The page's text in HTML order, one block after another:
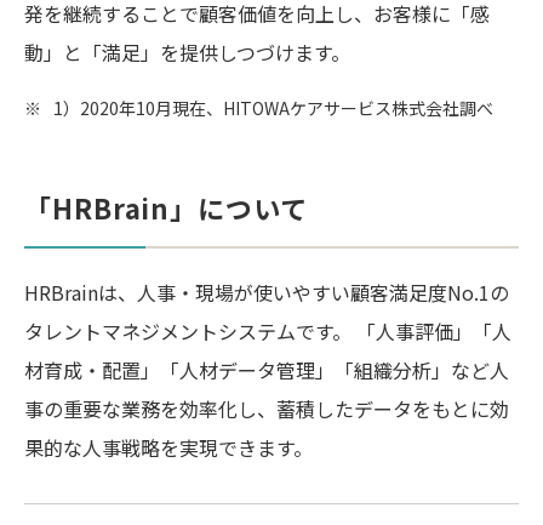
発を継続することで顧客価値を向上し、お客様に「感
動」と「満足」を提供しつづけます。
※ 1）2020年10月現在、HITOWAケアサービス株式会社調べ
「HRBrain」について
HRBrainは、人事・現場が使いやすい顧客満足度No.1の
タレントマネジメントシステムです。 「人事評価」「人
材育成・配置」「人材データ管理」「組織分析」など人
事の重要な業務を効率化し、蓄積したデータをもとに効
果的な人事戦略を実現できます。